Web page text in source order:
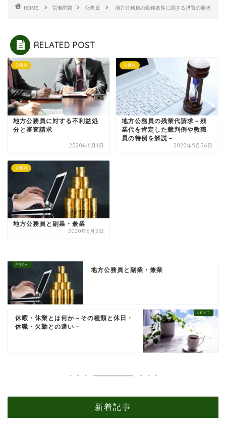
HOME 労働問題 公務員 地方公務員の勤務条件に関する措置の要求
RELATED POST
公務員
地方公務員に対する不利益処
分と審査請求
2020年6月1日
公務員
地方公務員の残業代請求－残
業代を肯定した裁判例や教職
員の特例を解説－
2020年5月26日
公務員
地方公務員と副業・兼業
2020年6月2日
地方公務員と副業・兼業
休暇・休業とは何か－その種類と休日・
休職・欠勤との違い－
新着記事